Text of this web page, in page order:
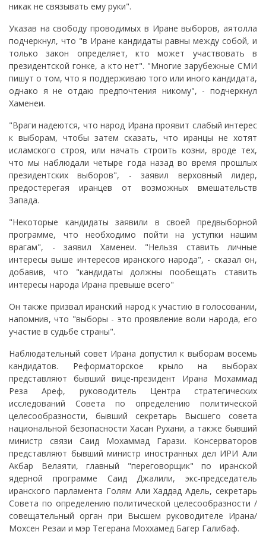
никак не связывать ему руки".
Указав на свободу проводимых в Иране выборов, аятолла
подчеркнул, что "в Иране кандидаты равны между собой, и
только закон определяет, кто может участвовать в
президентской гонке, а кто нет". "Многие зарубежные СМИ
пишут о том, что я поддерживаю того или иного кандидата,
однако я не отдаю предпочтения никому", - подчеркнул
Хаменеи.
"Враги надеются, что народ Ирана проявит слабый интерес
к выборам, чтобы затем сказать, что иранцы не хотят
исламского строя, или начать строить козни, вроде тех,
что мы наблюдали четыре года назад во время прошлых
президентских выборов", - заявил верховный лидер,
предостерегая иранцев от возможных вмешательств
Запада.
"Некоторые кандидаты заявили в своей предвыборной
программе, что необходимо пойти на уступки нашим
врагам", - заявил Хаменеи. "Нельзя ставить личные
интересы выше интересов иранского народа", - сказал он,
добавив, что "кандидаты должны пообещать ставить
интересы народа Ирана превыше всего"
Он также призвал иранский народ к участию в голосовании,
напомнив, что "выборы - это проявление воли народа, его
участие в судьбе страны".
Наблюдательный совет Ирана допустил к выборам восемь
кандидатов. Реформаторское крыло на выборах
представляют бывший вице-президент Ирана Мохаммад
Реза Ареф, руководитель Центра стратегических
исследований Совета по определению политической
целесообразности, бывший секретарь Высшего совета
национальной безопасности Хасан Рухани, а также бывший
министр связи Саид Мохаммад Гарази. Консерваторов
представляют бывший министр иностранных дел ИРИ Али
Акбар Велаяти, главный "переговорщик" по иранской
ядерной программе Саид Джалили, экс-председатель
иранского парламента Голям Али Хаддад Адель, секретарь
Совета по определению политической целесообразности /
совещательный орган при Высшем руководителе Ирана/
Мохсен Резаи и мэр Тегерана Моххамед Багер Галибаф.